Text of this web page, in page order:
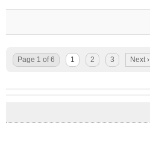
Page 1 of 6 1 2 3 Next ›